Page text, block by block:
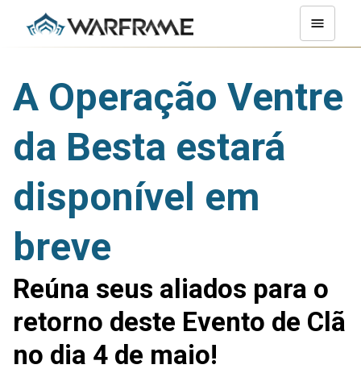
A Operação Ventre
da Besta estará
disponível em
breve
Reúna seus aliados para o
retorno deste Evento de Clã
no dia 4 de maio!